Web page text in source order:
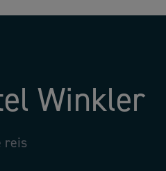
Winkler
reis